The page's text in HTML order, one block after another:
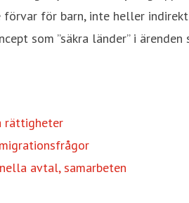
för barn, inte heller
som ”säkra länder” i
rättigheter
avtal, samarbeten